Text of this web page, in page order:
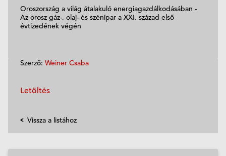
Oroszország a világ átalakuló energiagazdálkodásában -
Az orosz gáz-, olaj- és szénipar a XXI. század első
évtizedének végén
Szerző: Weiner Csaba
Letöltés
Vissza a listához